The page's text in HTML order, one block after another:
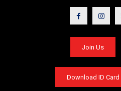
Join Us
Download ID Card